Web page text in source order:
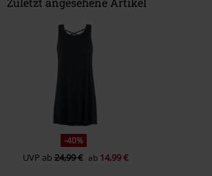
Kommentar jetzt abschicken!
-40%
UVP ab24,99 € ab 14,99 €